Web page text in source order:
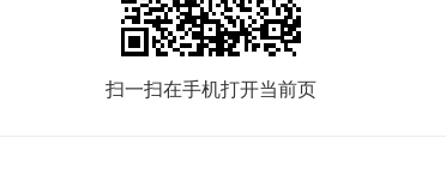
扫一扫在手机打开当前页